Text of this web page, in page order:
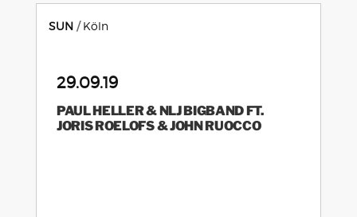
SUN Köln
29.09.19
PAUL HELLER & NLJ BIGBAND FT.
JORIS ROELOFS & JOHN RUOCCO